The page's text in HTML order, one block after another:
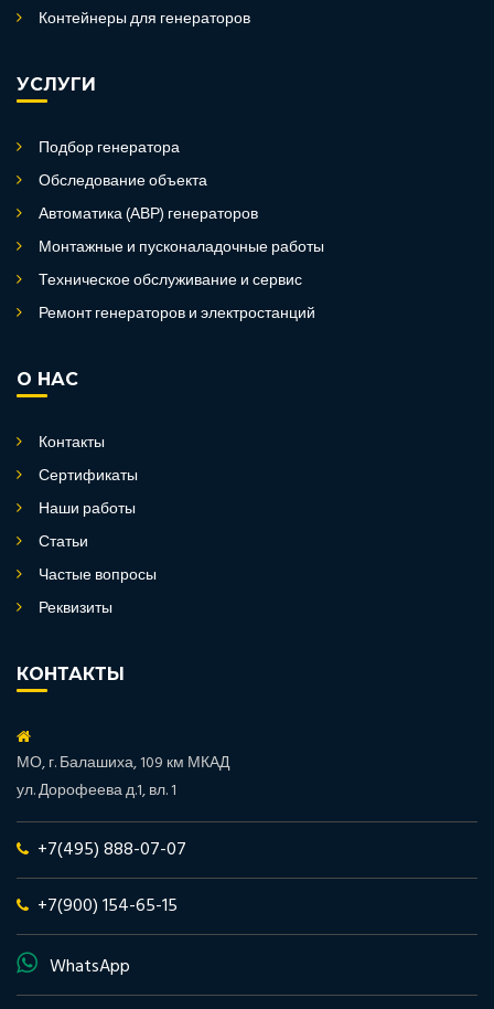
Контейнеры для генераторов
УСЛУГИ
Подбор генератора
Обследование объекта
Автоматика (АВР) генераторов
Монтажные и пусконаладочные работы
Техническое обслуживание и сервис
Ремонт генераторов и электростанций
О НАС
Контакты
Сертификаты
Наши работы
Статьи
Частые вопросы
Реквизиты
КОНТАКТЫ
МО, г. Балашиха, 109 км МКАД
ул. Дорофеева д.1, вл. 1
+7(495) 888-07-07
+7(900) 154-65-15
WhatsApp